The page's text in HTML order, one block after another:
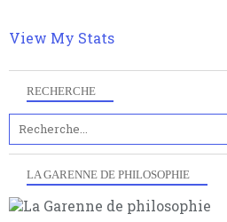
RECHERCHE
LA GARENNE DE PHILOSOPHIE
contrat est la marque d'une
multiples facteurs et échelles.
articles pour être apte à un
choses.
View My Stats